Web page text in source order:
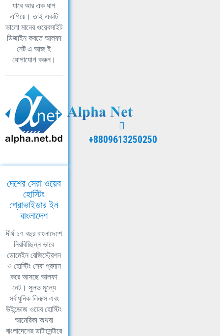
যাবে আর এক ধাপ
এগিয়ে। তাই একটি
ভালো মানের ওয়েবসাইট
ডিজাইন করতে আলফা
নেট এ আজ ই
যোগাযোগ করুন।
+8809613250250
দেশের সেরা ওয়েব
হোস্টিং
প্রোভাইডার ইন
বাংলাদেশ
দীর্ঘ ১৭ বছর বাংলাদেশে
নিরবিচ্ছিন্ন ভাবে
ডোমেইন রেজিস্ট্রেশন
ও হোস্টিং সেবা প্রদান
করে আসছে আলফা
নেট। সুলভ মূল্যে
সর্বাধুনিক লিনাক্স এবং
উইন্ডোজ ওয়েব হোস্টিং
আমেরিকা অথবা
বাংলাদেশের ডাটাসেন্টারে